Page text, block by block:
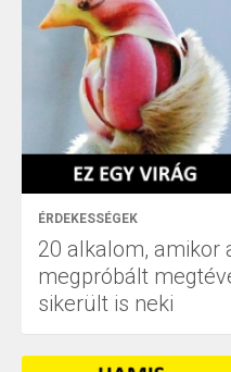
ÉRDEKESSÉGEK
20 alkalom, amikor
megpróbált
sikerült is neki